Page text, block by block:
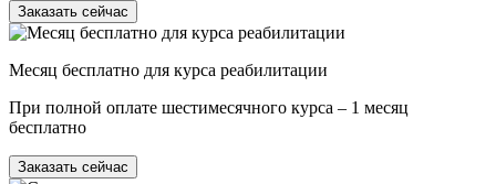
Заказать сейчас
Месяц бесплатно для курса реабилитации
При полной оплате шестимесячного курса – 1 месяц
бесплатно
Заказать сейчас